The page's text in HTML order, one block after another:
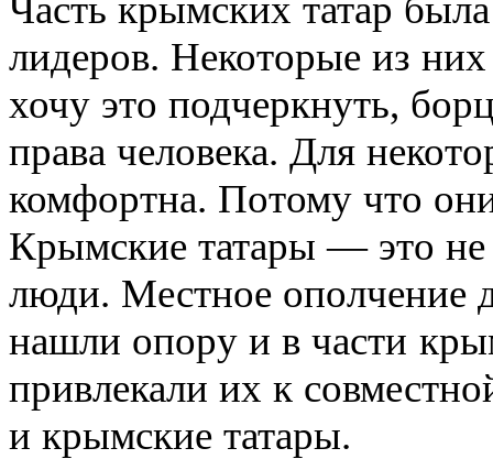
Часть крымских татар
лидеров. Некоторые из
хочу это подчеркнуть,
права человека. Для
комфортна. Потому что
Крымские татары — это не
люди. Местное ополчение
нашли опору и в части
привлекали их к
и крымские татары.